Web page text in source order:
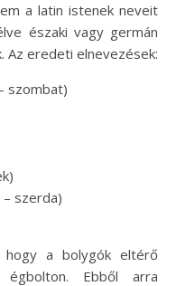
a latin istenek neveit
északi vagy germán
Az eredeti elnevezések:
szombat)
szerda)
a bolygók eltérő
Ebből arra